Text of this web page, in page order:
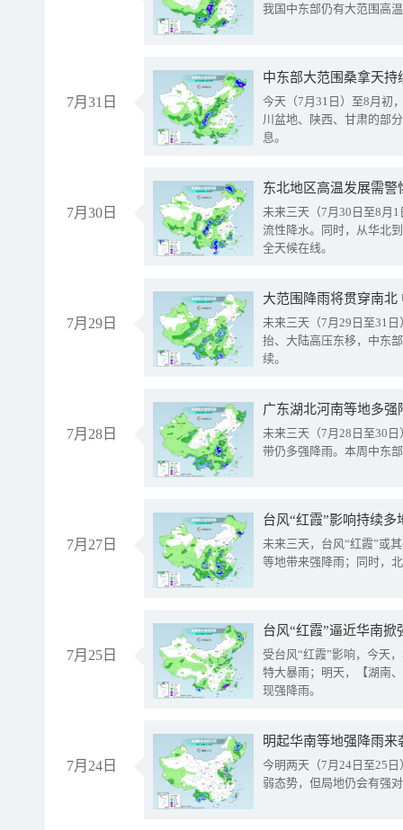
我国中东部仍有大范围高
7月31日
中东部大范围桑拿天
今天（7月31日）至8月初
川盆地、陕西、甘肃的部
息。
7月30日
东北地区高温发展需
未来三天（7月30日至8月
流性降水。同时，从华北
全天候在线。
7月29日
大范围降雨将贯穿南
未来三天（7月29日至31
抬、大陆高压东移，中东
续。
7月28日
广东湖北河南等地多
未来三天（7月28日至30
带仍多强降雨。本周中东
7月27日
台风“红霞”影响持续
未来三天，台风“红霞”或
等地带来强降雨；同时，
7月25日
台风“红霞”逼近华南
受台风“红霞”影响，今天
特大暴雨；明天，【湖南
现强降雨。
7月24日
明起华南等地强降雨
今明两天（7月24日至25
弱态势，但局地仍会有强